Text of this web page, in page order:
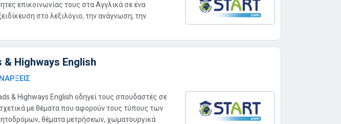
επικοινωνίας τους στα Αγγλικά σε ένα
στο λεξιλόγιο, την ανάγνωση, την
Highways English
& Highways English οδηγεί τους σπουδαστές σε
με θέματα που αφορούν τους τύπους των
θέματα μετρήσεων, χωματουργικά